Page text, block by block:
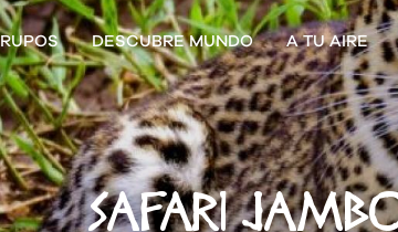
DESCUBRE MUNDO A TU AIRE